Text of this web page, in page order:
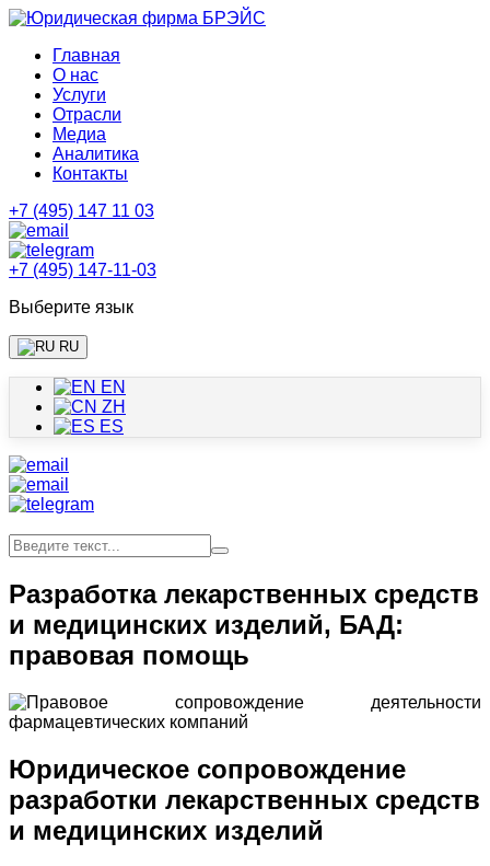
Главная
О нас
Услуги
Отрасли
Медиа
Аналитика
Контакты
+7 (495) 147 11 03
+7 (495) 147-11-03
Выберите язык
RU
EN
ZH
ES
Разработка лекарственных средств
и медицинских изделий, БАД:
правовая помощь
Юридическое сопровождение
разработки лекарственных средств
и медицинских изделий